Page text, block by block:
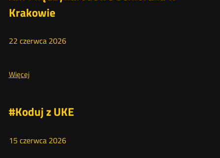
2025/2026
Akademii
Krakowie
22 czerwca 2026
o:
Senioralia
Krakowie
Więcej
#Koduj z UKE
15 czerwca 2026